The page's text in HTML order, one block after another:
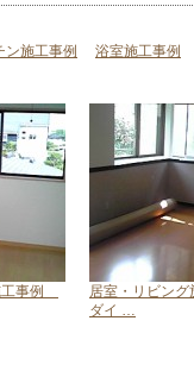
ン施工事例
浴室施工事例
工事例
居室・リビン
ダイ …